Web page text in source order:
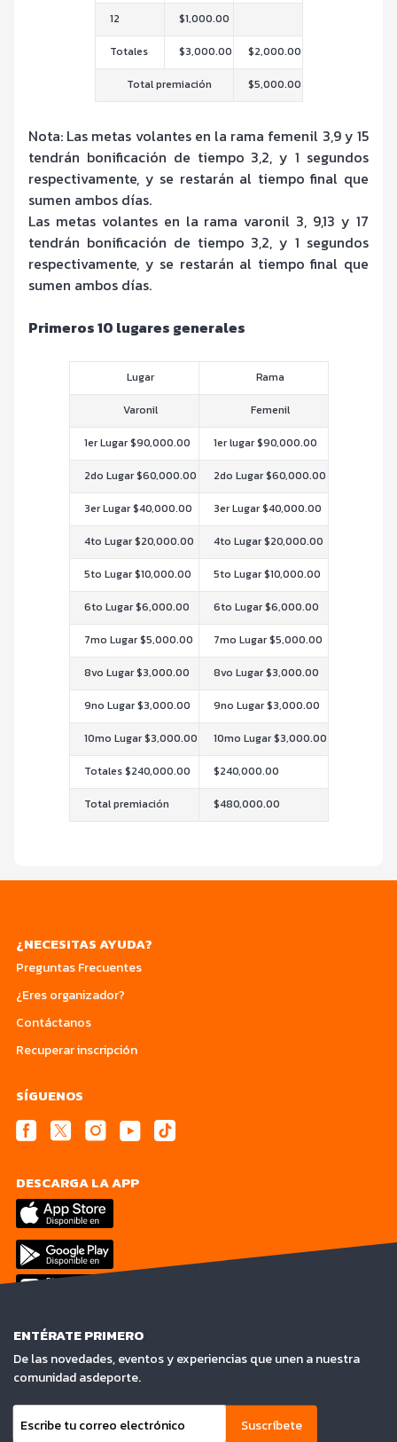
12 $1,000.00
Totales $3,000.00 $2,000.00
Total premiación $5,000.00
Nota: Las metas volantes en la rama femenil 3,9 y 15
tendrán bonificación de tiempo 3,2, y 1 segundos
respectivamente, y se restarán al tiempo final que
sumen ambos días.
Las metas volantes en la rama varonil 3, 9,13 y 17
tendrán bonificación de tiempo 3,2, y 1 segundos
respectivamente, y se restarán al tiempo final que
sumen ambos días.
Primeros 10 lugares generales
Lugar Rama
Varonil Femenil
1er Lugar $90,000.00 1er lugar $90,000.00
2do Lugar $60,000.00 2do Lugar $60,000.00
3er Lugar $40,000.00 3er Lugar $40,000.00
4to Lugar $20,000.00 4to Lugar $20,000.00
5to Lugar $10,000.00 5to Lugar $10,000.00
6to Lugar $6,000.00 6to Lugar $6,000.00
7mo Lugar $5,000.00 7mo Lugar $5,000.00
8vo Lugar $3,000.00 8vo Lugar $3,000.00
9no Lugar $3,000.00 9no Lugar $3,000.00
10mo Lugar $3,000.00 10mo Lugar $3,000.00
Totales $240,000.00 $240,000.00
Total premiación $480,000.00
¿NECESITAS AYUDA?
Preguntas Frecuentes
¿Eres organizador?
Contáctanos
Recuperar inscripción
SÍGUENOS
DESCARGA LA APP
ENTÉRATE PRIMERO
De las novedades, eventos y experiencias que unen a nuestra
comunidad asdeporte.
Suscríbete